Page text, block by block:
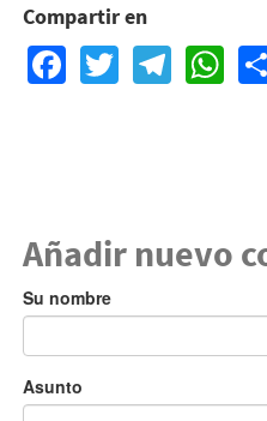
Compartir en
Facebook
Twitter
Añadir nuevo
Su nombre
Asunto